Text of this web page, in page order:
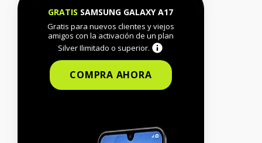
GRATIS SAMSUNG GALAXY A17
Gratis para nuevos clientes y viejos
amigos con la activación de un plan
Silver Ilimitado o superior.
COMPRA AHORA